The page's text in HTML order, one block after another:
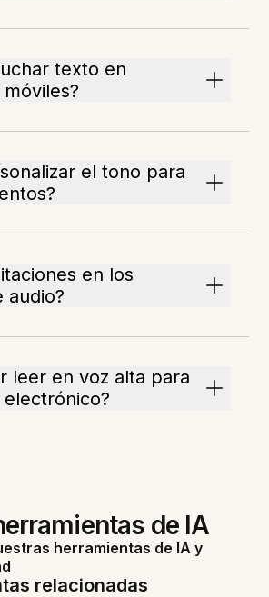
texto en
el tono para
en los
audio?
leer en voz alta para
de IA
herramientas de IA y
relacionadas